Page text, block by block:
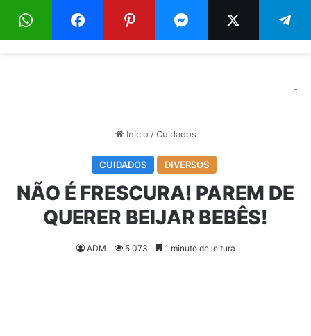
Menu
-
Início / Cuidados
CUIDADOS DIVERSOS
NÃO É FRESCURA! PAREM DE
QUERER BEIJAR BEBÊS!
ADM 5.073 1 minuto de leitura